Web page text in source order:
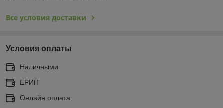
Все условия доставки
Условия оплаты
Наличными
ЕРИП
Онлайн оплата